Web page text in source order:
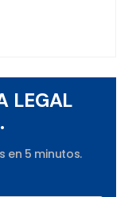
LEGAL
en 5 minutos.